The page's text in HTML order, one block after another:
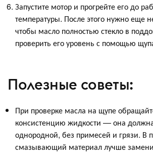
Запустите мотор и прогрейте его до
температуры. После этого нужно еще
чтобы масло полностью стекло в
проверить его уровень с помощью
Полезные советы:
При проверке масла на щупе
консистенцию жидкости — она
однородной, без примесей и грязи. В
смазывающий материал лучше